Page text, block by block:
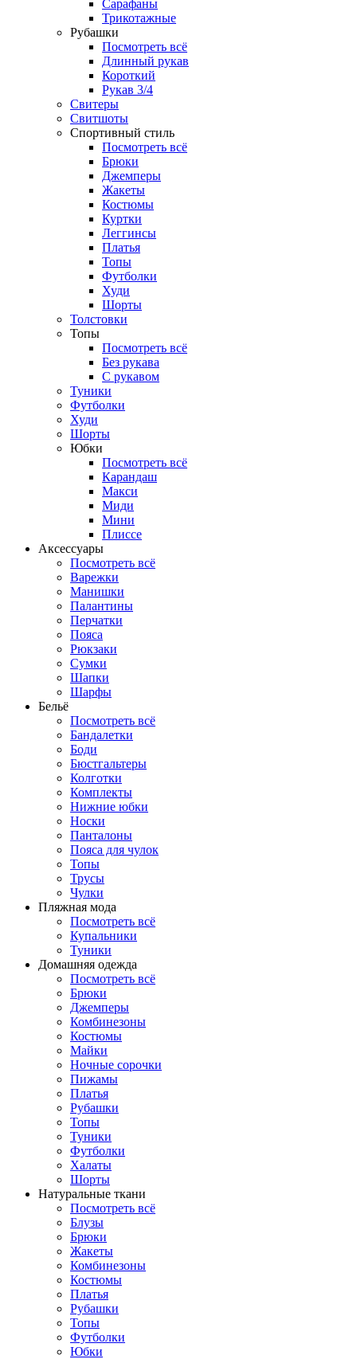
Сарафаны
Трикотажные
Рубашки
Посмотреть всё
Длинный рукав
Короткий
Рукав 3/4
Свитеры
Свитшоты
Спортивный стиль
Посмотреть всё
Брюки
Джемперы
Жакеты
Костюмы
Куртки
Леггинсы
Платья
Топы
Футболки
Худи
Шорты
Толстовки
Топы
Посмотреть всё
Без рукава
С рукавом
Туники
Футболки
Худи
Шорты
Юбки
Посмотреть всё
Карандаш
Макси
Миди
Мини
Плиссе
Аксессуары
Посмотреть всё
Варежки
Манишки
Палантины
Перчатки
Пояса
Рюкзаки
Сумки
Шапки
Шарфы
Бельё
Посмотреть всё
Бандалетки
Боди
Бюстгальтеры
Колготки
Комплекты
Нижние юбки
Носки
Панталоны
Поясa для чулок
Топы
Трусы
Чулки
Пляжная мода
Посмотреть всё
Купальники
Туники
Домашняя одежда
Посмотреть всё
Брюки
Джемперы
Комбинезоны
Костюмы
Майки
Ночные сорочки
Пижамы
Платья
Рубашки
Топы
Туники
Футболки
Халаты
Шорты
Натуральные ткани
Посмотреть всё
Блузы
Брюки
Жакеты
Комбинезоны
Костюмы
Платья
Рубашки
Топы
Футболки
Юбки